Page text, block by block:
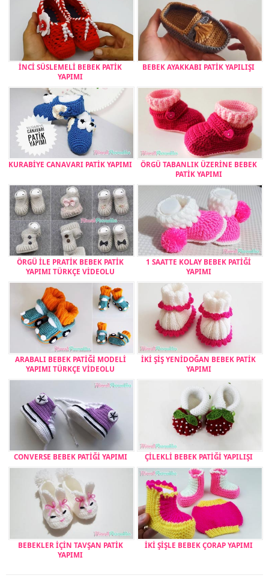
İNCİ SÜSLEMELİ BEBEK PATİK
YAPIMI
BEBEK AYAKKABI PATİK YAPILIŞI
KURABİYE CANAVARI PATİK YAPIMI
ÖRGÜ TABANLIK ÜZERİNE BEBEK
PATİK YAPIMI
ÖRGÜ İLE PRATİK BEBEK PATİK
YAPIMI TÜRKÇE VİDEOLU
1 SAATTE KOLAY BEBEK PATİĞİ
YAPIMI
ARABALI BEBEK PATİĞİ MODELİ
YAPIMI TÜRKÇE VİDEOLU
İKİ ŞİŞ YENİDOĞAN BEBEK PATİK
YAPIMI
CONVERSE BEBEK PATİĞİ YAPIMI ÇİLEKLİ BEBEK PATİĞİ YAPILIŞI
BEBEKLER İÇİN TAVŞAN PATİK
YAPIMI
İKİ ŞİŞLE BEBEK ÇORAP YAPIMI